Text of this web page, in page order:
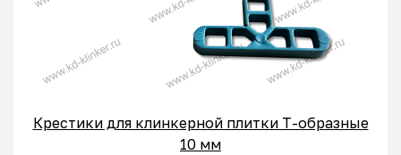
Крестики для клинкерной плитки T-образные
10 мм